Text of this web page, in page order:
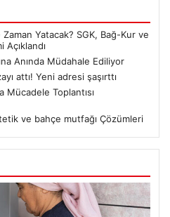
Yatacak? SGK, Bağ-Kur ve
Açıklandı
Anında Müdahale Ediliyor
attı! Yeni adresi şaşırttı
Mücadele Toplantısı
ve bahçe mutfağı Çözümleri